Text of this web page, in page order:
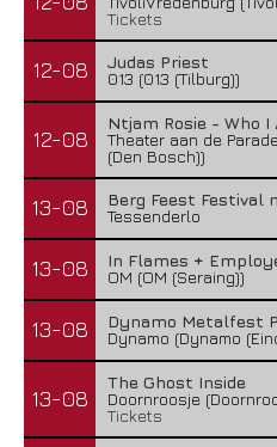
Tickets
12-08
Judas Priest
013 (013 (Tilburg))
12-08
Ntjam Rosie - Who I
Theater aan de
(Den Bosch))
13-08
Berg Feest Festival
Tessenderlo
13-08
In Flames +
OM (OM (Seraing))
13-08
Dynamo Metalfest
Dynamo (Dynamo
13-08
The Ghost Inside
Doornroosje
Tickets